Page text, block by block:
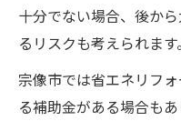
十分でない場合、後か
るリスクも考えられます。
宗像市では省エネリフ
る補助金がある場合も